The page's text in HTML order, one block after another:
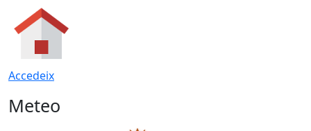
Accedeix
Meteo